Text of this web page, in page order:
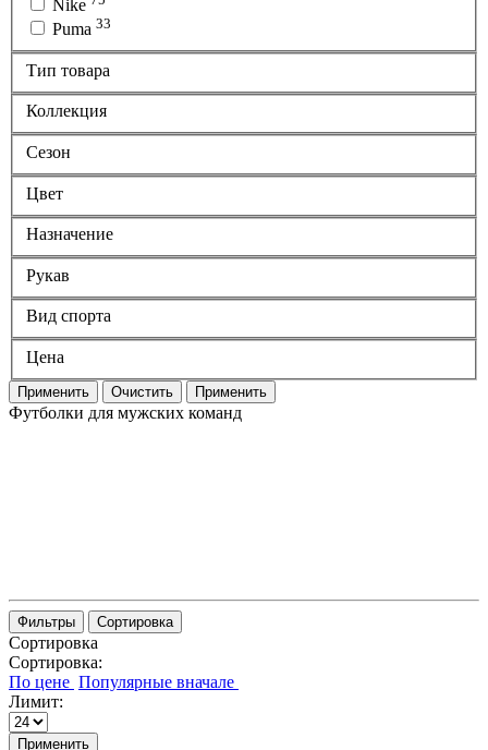
Nike
Puma 33
Тип товара
Коллекция
Сезон
Цвет
Назначение
Рукав
Вид спорта
Цена
Применить Очистить Применить
Футболки для мужских команд
Фильтры Сортировка
Сортировка
Сортировка:
Лимит:
Применить